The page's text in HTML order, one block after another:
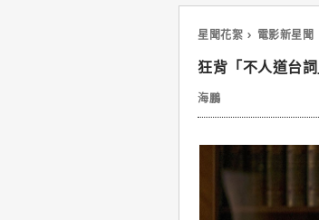
星聞花絮 電影新星聞
狂背「不人道台
海鵬